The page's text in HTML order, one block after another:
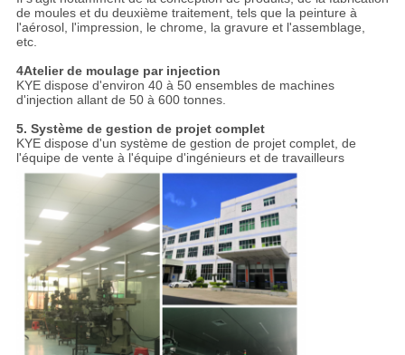
de moules et du deuxième traitement, tels que la peinture à
l'aérosol, l'impression, le chrome, la gravure et l'assemblage,
etc.
4Atelier de moulage par injection
KYE dispose d'environ 40 à 50 ensembles de machines
d'injection allant de 50 à 600 tonnes.
5. Système de gestion de projet complet
KYE dispose d'un système de gestion de projet complet, de
l'équipe de vente à l'équipe d'ingénieurs et de travailleurs